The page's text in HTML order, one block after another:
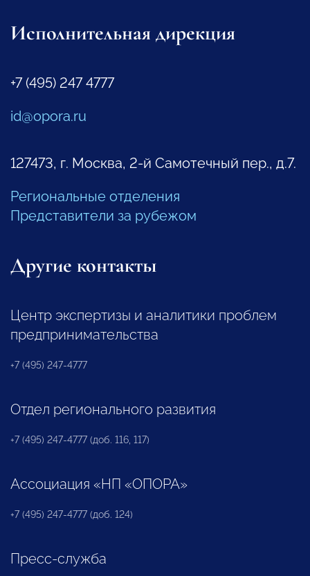
Исполнительная дирекция
+7 (495) 247 4777
id@opora.ru
127473, г. Москва, 2-й Самотечный пер., д.7.
Региональные отделения
Представители за рубежом
Другие контакты
Центр экспертизы и аналитики проблем
предпринимательства
+7 (495) 247-4777
Отдел регионального развития
+7 (495) 247-4777 (доб. 116, 117)
Ассоциация «НП «ОПОРА»
+7 (495) 247-4777 (доб. 124)
Пресс-служба